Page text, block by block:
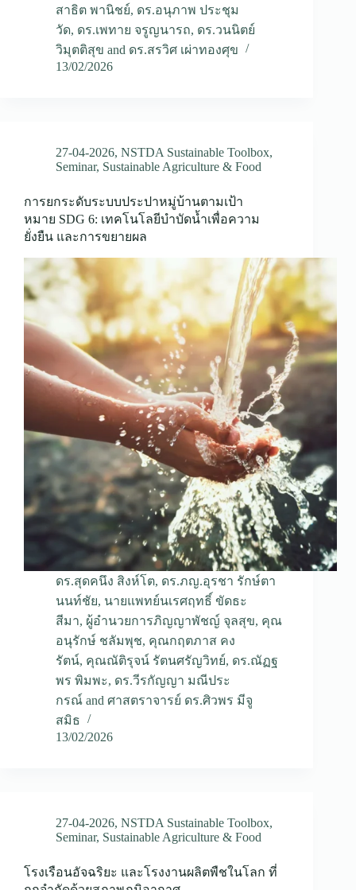
สาธิต พานิชย์, ดร.อนุภาพ ประชุม
วัด, ดร.เพทาย จรูญนารถ, ดร.วนนิตย์
วิมุตติสุข and ดร.สรวิศ เผ่าทองศุข
13/02/2026
27-04-2026, NSTDA Sustainable Toolbox,
Seminar, Sustainable Agriculture & Food
การยกระดับระบบประปาหมู่บ้านตามเป้า
หมาย SDG 6: เทคโนโลยีบำบัดน้ำเพื่อความ
ยั่งยืน และการขยายผล
ดร.สุดคนึง สิงห์โต, ดร.ภญ.อุรชา รักษ์ตา
นนท์ชัย, นายแพทย์นเรศฤทธิ์ ขัดธะ
สีมา, ผู้อำนวยการภิญญาพัชญ์ จุลสุข, คุณ
อนุรักษ์ ชลัมพุช, คุณกฤตภาส คง
รัตน์, คุณณัติรุจน์ รัตนศรัญวิทย์, ดร.ณัฏฐ
พร พิมพะ, ดร.วีรกัญญา มณีประ
กรณ์ and ศาสตราจารย์ ดร.ศิวพร มีจู
สมิธ
13/02/2026
27-04-2026, NSTDA Sustainable Toolbox,
Seminar, Sustainable Agriculture & Food
โรงเรือนอัจฉริยะ และโรงงานผลิตพืชในโลก ที่